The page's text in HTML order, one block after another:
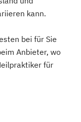
kann.
bei für Sie
Anbieter, wo
für